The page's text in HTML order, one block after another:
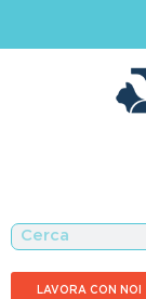
LAVORA CON NOI